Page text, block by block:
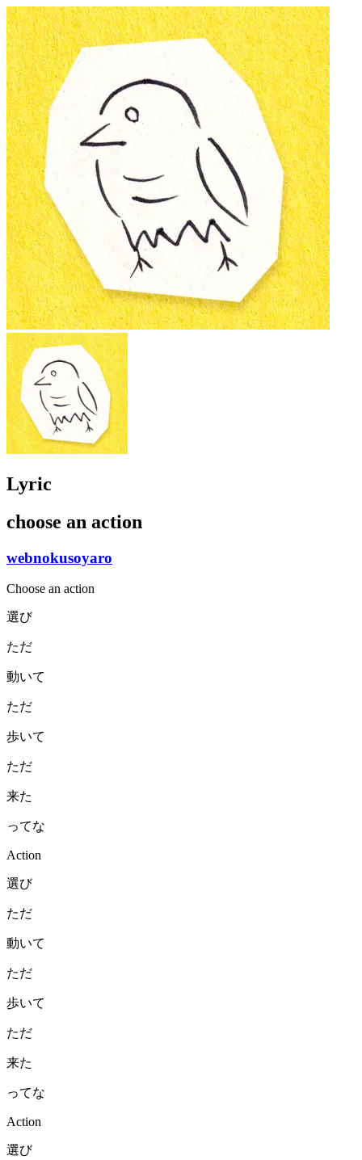
Lyric
choose an action
webnokusoyaro
Choose an action
選び
ただ
動いて
ただ
歩いて
ただ
来た
ってな
Action
選び
ただ
動いて
ただ
歩いて
ただ
来た
ってな
Action
選び